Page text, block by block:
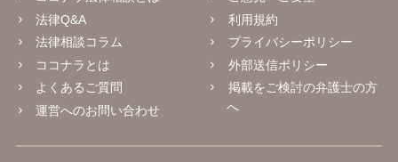
法律Q&A
法律相談コラム
ココナラとは
よくあるご質問
運営へのお問い合わせ
利用規約
プライバシーポリシー
外部送信ポリシー
掲載をご検討の弁護士の方
へ